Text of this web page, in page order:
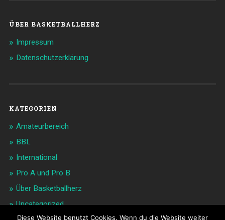
ÜBER BASKETBALLHERZ
Impressum
Datenschutzerklärung
KATEGORIEN
Amateurbereich
BBL
International
Pro A und Pro B
Über Basketballherz
Uncategorized
Diese Website benutzt Cookies. Wenn du die Website weiter